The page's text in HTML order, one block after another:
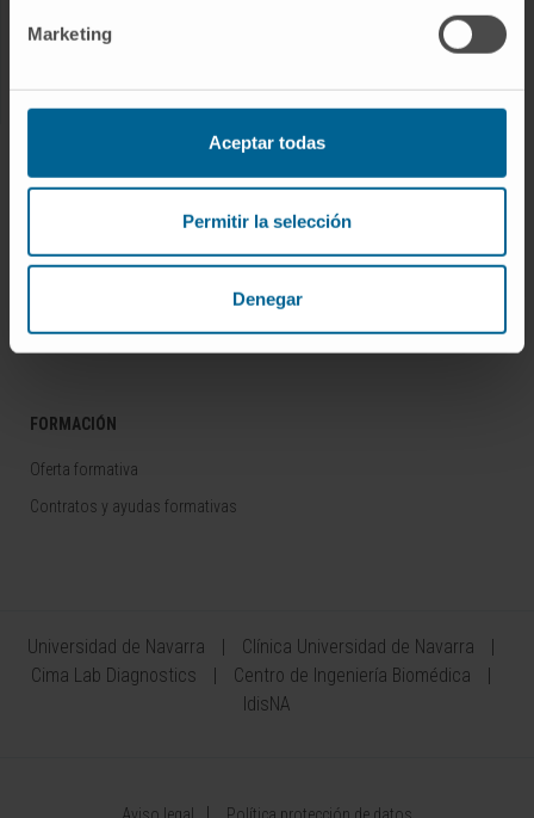
Marketing
Aceptar todas
Permitir la selección
Denegar
Investigación y ensayos clínicos
Desarrollo de fármacos / Pipelines
Emprendimiento / Spin off
FORMACIÓN
Oferta formativa
Contratos y ayudas formativas
Universidad de Navarra
Clínica Universidad de Navarra
Cima Lab Diagnostics
Centro de Ingeniería Biomédica
IdisNA